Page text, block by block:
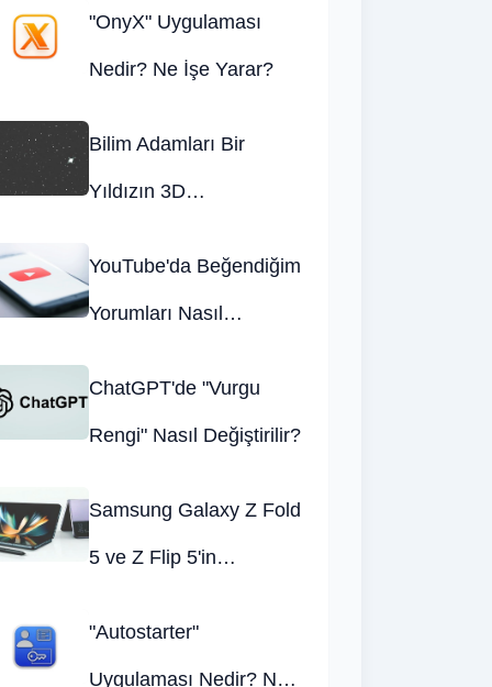
"OnyX" Uygulaması
Nedir? Ne İşe Yarar?
Bilim Adamları Bir
Yıldızın 3D
YouTube'da Beğendiğim
Yorumları Nasıl
ChatGPT'de "Vurgu
Rengi" Nasıl Değiştirilir?
Samsung Galaxy Z Fold
5 ve Z Flip 5'in
"Autostarter"
Uygulaması Nedir? Ne